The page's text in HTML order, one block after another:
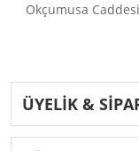
Okçumusa
ÜYELİK &